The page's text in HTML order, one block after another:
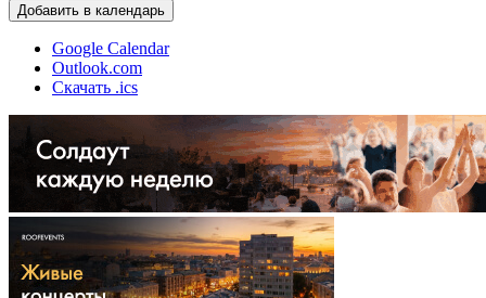
Добавить в календарь
Google Calendar
Outlook.com
Скачать .ics